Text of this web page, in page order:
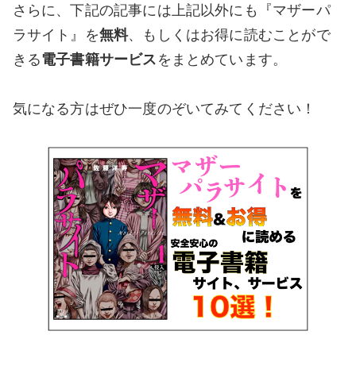
さらに、下記の記事には上記以外にも『マザーパ
ラサイト』を無料、もしくはお得に読むことがで
きる電子書籍サービスをまとめています。
気になる方はぜひ一度のぞいてみてください！